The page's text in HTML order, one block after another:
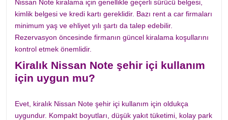
Nissan Note kiralama için genellikle geçerli sürücü belgesi,
kimlik belgesi ve kredi kartı gereklidir. Bazı rent a car firmaları
minimum yaş ve ehliyet yılı şartı da talep edebilir.
Rezervasyon öncesinde firmanın güncel kiralama koşullarını
kontrol etmek önemlidir.
Kiralık Nissan Note şehir içi kullanım
için uygun mu?
Evet, kiralık Nissan Note şehir içi kullanım için oldukça
uygundur. Kompakt boyutları, düşük yakıt tüketimi, kolay park